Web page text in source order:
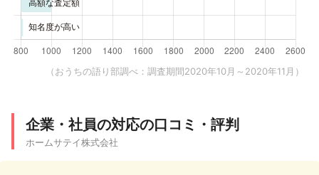
（おうちの語り部調べ：調査期間2020年10月～2020年11月）
企業・社員の対応の口コミ・評判
ホームサテイ株式会社